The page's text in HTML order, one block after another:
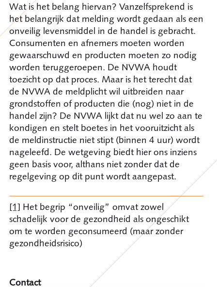
Wat is het belang hiervan? Vanzelfsprekend is
het belangrijk dat melding wordt gedaan als een
onveilig levensmiddel in de handel is gebracht.
Consumenten en afnemers moeten worden
gewaarschuwd en producten moeten zo nodig
worden teruggeroepen. De NVWA houdt
toezicht op dat proces. Maar is het terecht dat
de NVWA de meldplicht wil uitbreiden naar
grondstoffen of producten die (nog) niet in de
handel zijn? De NVWA lijkt dat nu wel zo aan te
kondigen en stelt boetes in het vooruitzicht als
de meldinstructie niet stipt (binnen 4 uur) wordt
nageleefd. De wetgeving biedt hier ons inziens
geen basis voor, althans niet zonder dat de
regelgeving op dit punt wordt aangepast.
[1] Het begrip “onveilig” omvat zowel
schadelijk voor de gezondheid als ongeschikt
om te worden geconsumeerd (maar zonder
gezondheidsrisico)
Contact